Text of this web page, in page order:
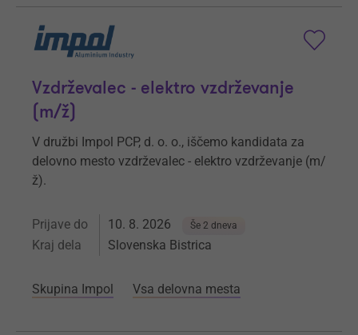
Vzdrževalec - elektro vzdrževanje
(m/ž)
V družbi Impol PCP, d. o. o., iščemo kandidata za
delovno mesto vzdrževalec - elektro vzdrževanje (m/
ž).
Prijave do 10. 8. 2026 Še 2 dneva
Kraj dela Slovenska Bistrica
Skupina Impol Vsa delovna mesta